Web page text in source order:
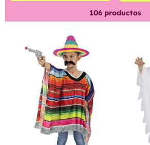
106productos